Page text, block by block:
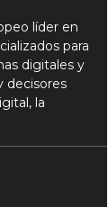
líder en
para
digitales y
decisores
la